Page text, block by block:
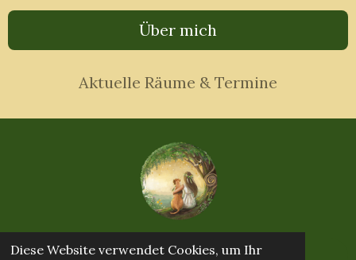
Diese Website verwendet Cookies, um Ihr
Über mich
Aktuelle Räume & Termine
Impressum & Datenschutz